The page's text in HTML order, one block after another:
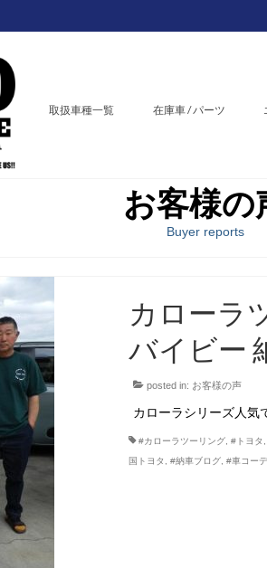
取扱車種一覧 在庫車 / パーツ
お客様の
Buyer reports
カローラ
バイビー
posted in: お客様の声
カローラシリーズ人
#カローラツーリング ,#トヨタ
国トヨタ
,#納車ブログ ,#車コー